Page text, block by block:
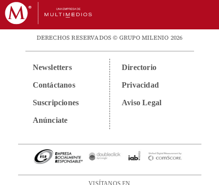
DERECHOS RESERVADOS © GRUPO MILENIO 2026
Newsletters
Contáctanos
Suscripciones
Anúnciate
Directorio
Privacidad
Aviso Legal
VISÍTANOS EN